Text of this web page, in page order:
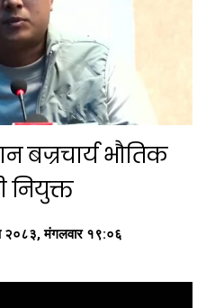
बज्रचार्य भौतिक
नियुक्त
२०८३, मंगलवार १९:०६